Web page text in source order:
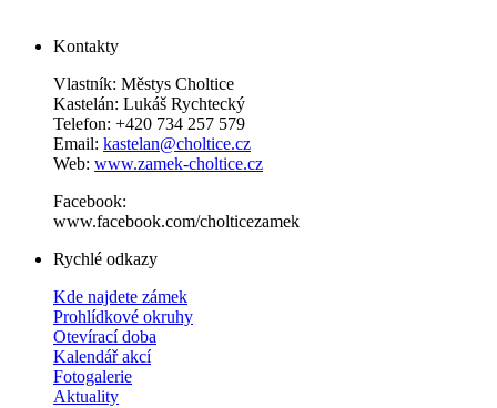
Kontakty
Vlastník: Městys Choltice
Kastelán: Lukáš Rychtecký
Telefon: +420 734 257 579
Email: kastelan@choltice.cz
Web: www.zamek-choltice.cz
Facebook:
www.facebook.com/cholticezamek
Rychlé odkazy
Kde najdete zámek
Prohlídkové okruhy
Otevírací doba
Kalendář akcí
Fotogalerie
Aktuality